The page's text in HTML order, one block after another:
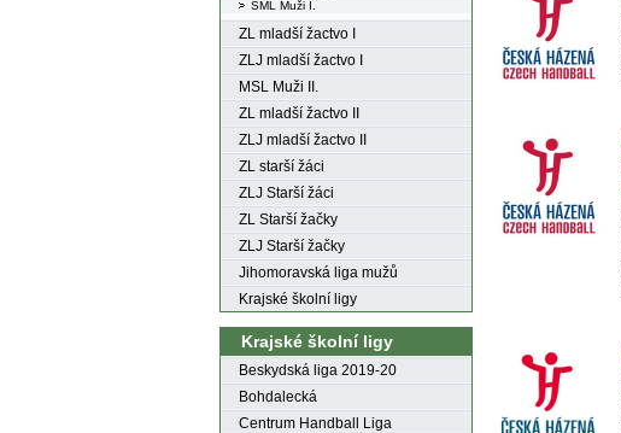
SML Muži I.
ZL mladší žactvo I
ZLJ mladší žactvo I
MSL Muži II.
ZL mladší žactvo II
ZLJ mladší žactvo II
ZL starší žáci
ZLJ Starší žáci
ZL Starší žačky
ZLJ Starší žačky
Jihomoravská liga mužů
Krajské školní ligy
Krajské školní ligy
Beskydská liga 2019-20
Bohdalecká
Centrum Handball Liga